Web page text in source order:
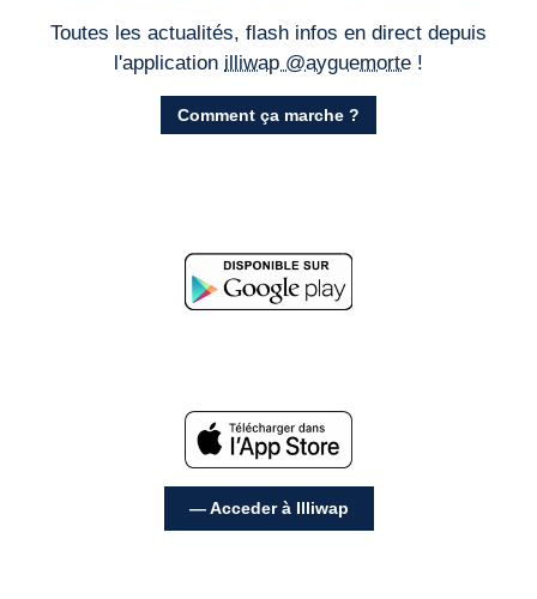
Toutes les actualités, flash infos en direct depuis
l'application illiwap @ayguemorte !
Comment ça marche ?
— Acceder à Illiwap